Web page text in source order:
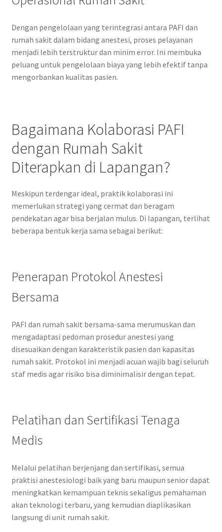
Dengan pengelolaan yang terintegrasi antara PAFI dan
rumah sakit dalam bidang anestesi, proses pelayanan
menjadi lebih terstruktur dan minim error. Ini membuka
peluang untuk pengelolaan biaya yang lebih efektif tanpa
mengorbankan kualitas pasien.
Bagaimana Kolaborasi PAFI
dengan Rumah Sakit
Diterapkan di Lapangan?
Meskipun terdengar ideal, praktik kolaborasi ini
memerlukan strategi yang cermat dan beragam
pendekatan agar bisa berjalan mulus. Di lapangan, terlihat
beberapa bentuk kerja sama sebagai berikut:
Penerapan Protokol Anestesi
Bersama
PAFI dan rumah sakit bersama-sama merumuskan dan
mengadaptasi pedoman prosedur anestesi yang
disesuaikan dengan karakteristik pasien dan kapasitas
rumah sakit. Protokol ini menjadi acuan wajib bagi seluruh
staf medis agar risiko bisa diminimalisir dengan tepat.
Pelatihan dan Sertifikasi Tenaga
Medis
Melalui pelatihan berjenjang dan sertifikasi, semua
praktisi anestesiologi baik yang baru maupun senior dapat
meningkatkan kemampuan teknis sekaligus pemahaman
akan teknologi terbaru, yang kemudian diaplikasikan
langsung di unit rumah sakit.